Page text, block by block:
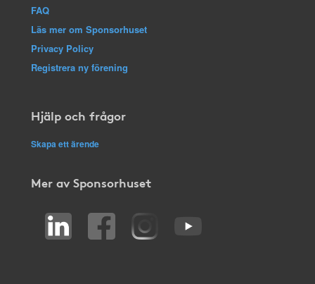
FAQ
Läs mer om Sponsorhuset
Privacy Policy
Registrera ny förening
Hjälp och frågor
Skapa ett ärende
Mer av Sponsorhuset